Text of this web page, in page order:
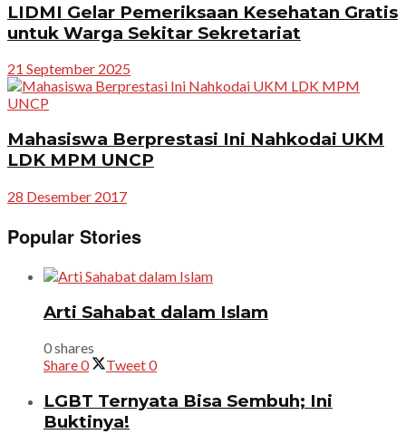
LIDMI Gelar Pemeriksaan Kesehatan Gratis
untuk Warga Sekitar Sekretariat
21 September 2025
Mahasiswa Berprestasi Ini Nahkodai UKM
LDK MPM UNCP
28 Desember 2017
Popular Stories
Arti Sahabat dalam Islam
0 shares
Share0 Tweet0
LGBT Ternyata Bisa Sembuh; Ini
Buktinya!